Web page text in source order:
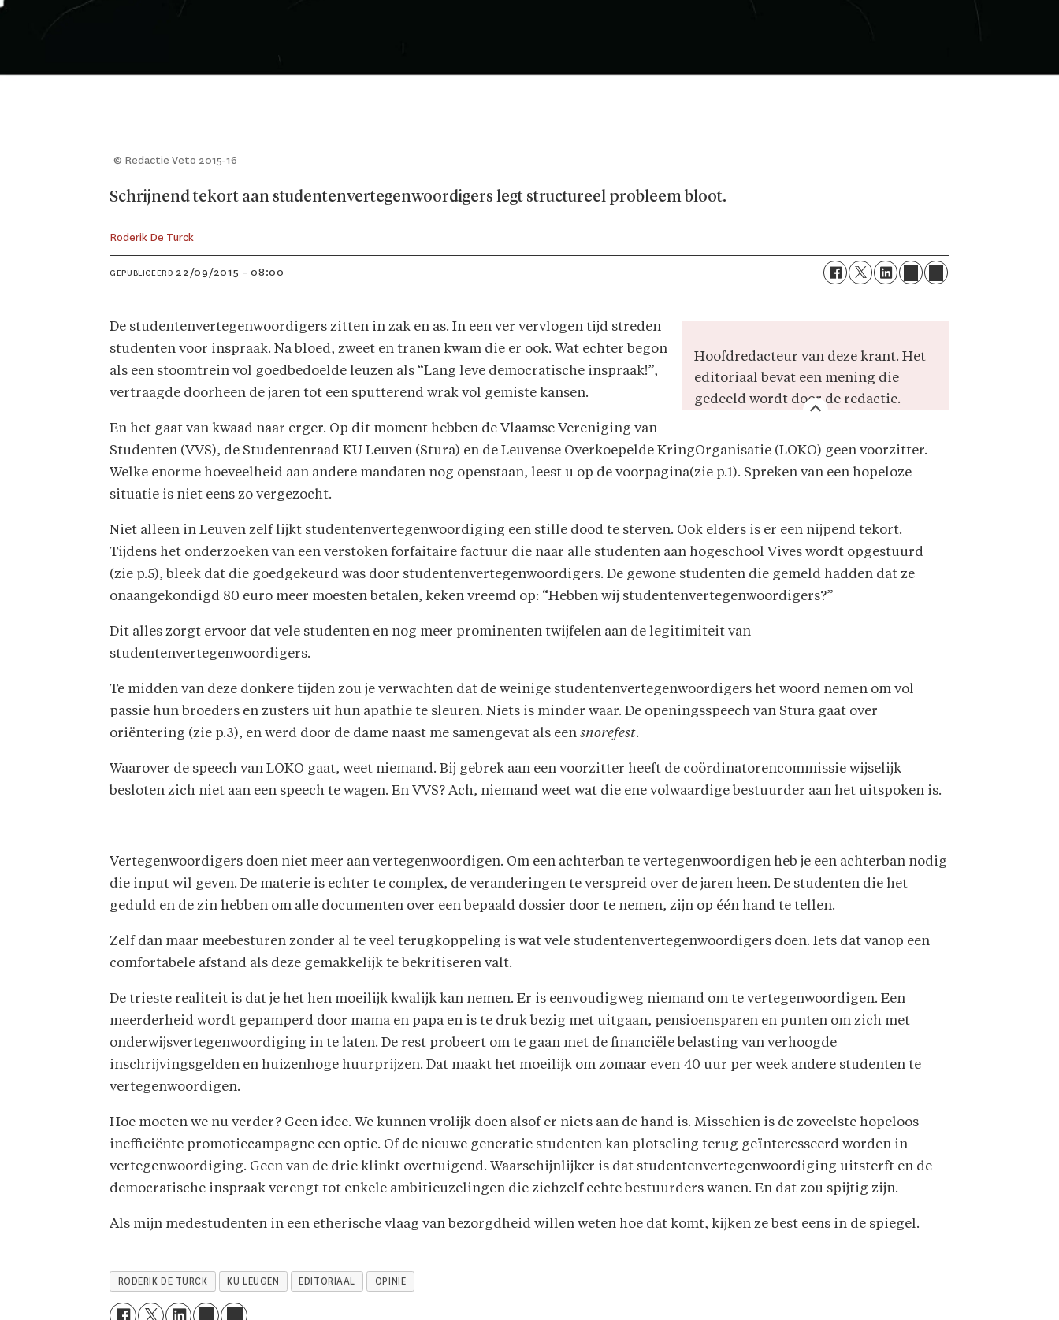
© Redactie Veto 2015-16
Schrijnend tekort aan studentenvertegenwoordigers legt structureel probleem bloot.
Roderik De Turck
GEPUBLICEERD 22/09/2015 - 08:00
Hoofdredacteur van deze krant. Het
editoriaal bevat een mening die
gedeeld wordt door de redactie.
De studentenvertegenwoordigers zitten in zak en as. In een ver vervlogen tijd streden
studenten voor inspraak. Na bloed, zweet en tranen kwam die er ook. Wat echter begon
als een stoomtrein vol goedbedoelde leuzen als “Lang leve democratische inspraak!”,
vertraagde doorheen de jaren tot een sputterend wrak vol gemiste kansen.
En het gaat van kwaad naar erger. Op dit moment hebben de Vlaamse Vereniging van
Studenten (VVS), de Studentenraad KU Leuven (Stura) en de Leuvense Overkoepelde KringOrganisatie (LOKO) geen voorzitter.
Welke enorme hoeveelheid aan andere mandaten nog openstaan, leest u op de voorpagina(zie p.1). Spreken van een hopeloze
situatie is niet eens zo vergezocht.
Niet alleen in Leuven zelf lijkt studentenvertegenwoordiging een stille dood te sterven. Ook elders is er een nijpend tekort.
Tijdens het onderzoeken van een verstoken forfaitaire factuur die naar alle studenten aan hogeschool Vives wordt opgestuurd
(zie p.5), bleek dat die goedgekeurd was door studentenvertegenwoordigers. De gewone studenten die gemeld hadden dat ze
onaangekondigd 80 euro meer moesten betalen, keken vreemd op: “Hebben wij studentenvertegenwoordigers?”
Dit alles zorgt ervoor dat vele studenten en nog meer prominenten twijfelen aan de legitimiteit van
studentenvertegenwoordigers.
Te midden van deze donkere tijden zou je verwachten dat de weinige studentenvertegenwoordigers het woord nemen om vol
passie hun broeders en zusters uit hun apathie te sleuren. Niets is minder waar. De openingsspeech van Stura gaat over
oriëntering (zie p.3), en werd door de dame naast me samengevat als eensnorefest.
Waarover de speech van LOKO gaat, weet niemand. Bij gebrek aan een voorzitter heeft de coördinatorencommissie wijselijk
besloten zich niet aan een speech te wagen. En VVS? Ach, niemand weet wat die ene volwaardige bestuurder aan het uitspoken is.
Vertegenwoordigers doen niet meer aan vertegenwoordigen. Om een achterban te vertegenwoordigen heb je een achterban nodig
die input wil geven. De materie is echter te complex, de veranderingen te verspreid over de jaren heen. De studenten die het
geduld en de zin hebben om alle documenten over een bepaald dossier door te nemen, zijn op één hand te tellen.
Zelf dan maar meebesturen zonder al te veel terugkoppeling is wat vele studentenvertegenwoordigers doen. Iets dat vanop een
comfortabele afstand als deze gemakkelijk te bekritiseren valt.
De trieste realiteit is dat je het hen moeilijk kwalijk kan nemen. Er is eenvoudigweg niemand om te vertegenwoordigen. Een
meerderheid wordt gepamperd door mama en papa en is te druk bezig met uitgaan, pensioensparen en punten om zich met
onderwijsvertegenwoordiging in te laten. De rest probeert om te gaan met de financiële belasting van verhoogde
inschrijvingsgelden en huizenhoge huurprijzen. Dat maakt het moeilijk om zomaar even 40 uur per week andere studenten te
vertegenwoordigen.
Hoe moeten we nu verder? Geen idee. We kunnen vrolijk doen alsof er niets aan de hand is. Misschien is de zoveelste hopeloos
inefficiënte promotiecampagne een optie. Of de nieuwe generatie studenten kan plotseling terug geïnteresseerd worden in
vertegenwoordiging. Geen van de drie klinkt overtuigend. Waarschijnlijker is dat studentenvertegenwoordiging uitsterft en de
democratische inspraak verengt tot enkele ambitieuzelingen die zichzelf echte bestuurders wanen. En dat zou spijtig zijn.
Als mijn medestudenten in een etherische vlaag van bezorgdheid willen weten hoe dat komt, kijken ze best eens in de spiegel.
RODERIK DE TURCK KU LEUGEN EDITORIAAL OPINIE